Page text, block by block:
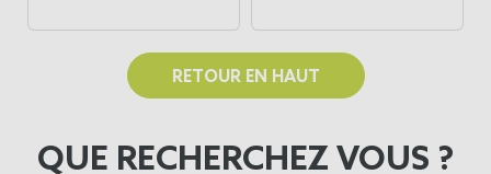
RETOUR EN HAUT
QUE RECHERCHEZ VOUS ?